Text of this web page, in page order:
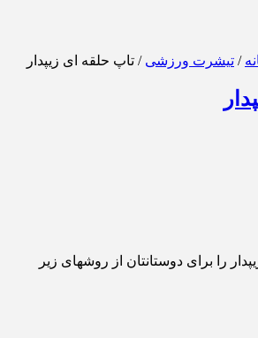
/ تیشرت ورزشی / تاپ حلقه ای زیپدار
را برای دوستانتان از روشهای زیر